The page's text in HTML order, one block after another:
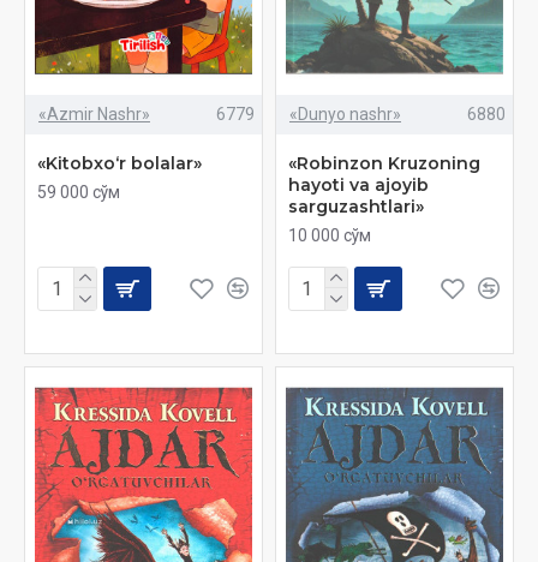
«Azmir Nashr» 6779
«Kitobxo‘r bolalar»
59 000 сўм
«Dunyo nashr» 6880
«Robinzon Kruzoning
hayoti va ajoyib
sarguzashtlari»‎
10 000 сўм